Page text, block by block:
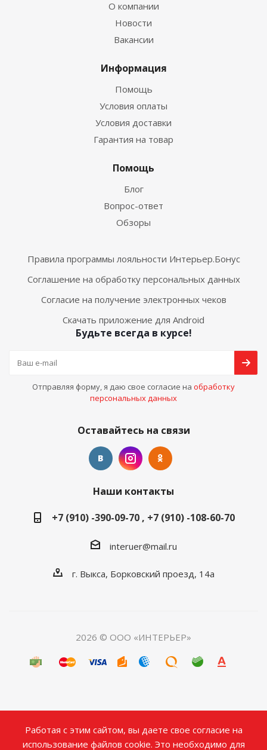
О компании
Новости
Вакансии
Информация
Помощь
Условия оплаты
Условия доставки
Гарантия на товар
Помощь
Блог
Вопрос-ответ
Обзоры
Правила программы лояльности Интерьер.Бонус
Соглашение на обработку персональных данных
Согласие на получение электронных чеков
Скачать приложение для Android
Будьте всегда в курсе!
Отправляя форму, я даю свое согласие на обработку
персональных данных
Оставайтесь на связи
Наши контакты
+7 (910) -390-09-70 , +7 (910) -108-60-70
interuer@mail.ru
г. Выкса, Борковский проезд, 14а
2026 © ООО «ИНТЕРЬЕР»
Работая с этим сайтом, вы даете свое согласие на
использование файлов cookie. Это необходимо для